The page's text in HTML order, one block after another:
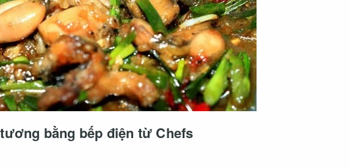
bằng bếp điện từ Chefs